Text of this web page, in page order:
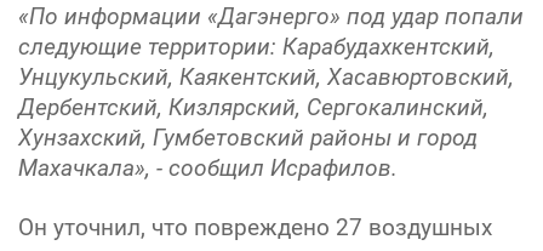
«По информации «Дагэнерго» под удар попали
следующие территории: Карабудахкентский,
Унцукульский, Каякентский, Хасавюртовский,
Дербентский, Кизлярский, Сергокалинский,
Хунзахский, Гумбетовский районы и город
Махачкала», - сообщил Исрафилов.
Он уточнил, что повреждено 27 воздушных